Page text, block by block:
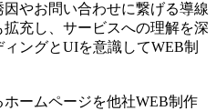
やお問い合わせに繋げる導線
充し、サービスへの理解を深
ングとUIを意識してWEB制
ームページを他社WEB制作